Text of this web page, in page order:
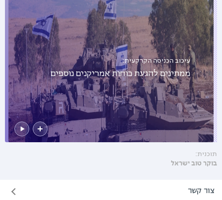
עיכוב הכניסה הקרקעית:
ממתינים להגעת כוחות אמריקנים נוספים
תוכנית:
בוקר טוב ישראל
צור קשר